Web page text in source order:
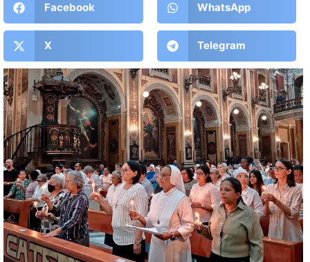
Facebook WhatsApp
X Telegram